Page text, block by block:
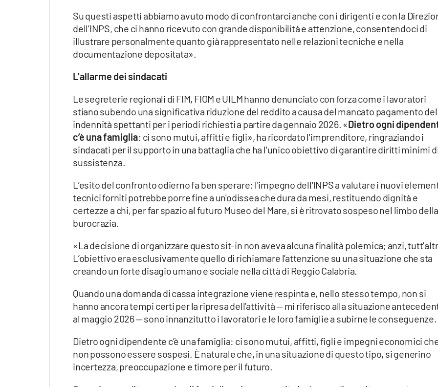
Su questi aspetti abbiamo avuto modo di confrontarci anche con i dirigenti e con la
dell’INPS, che ci hanno ricevuto con grande disponibilità e attenzione, consentendoci di
illustrare personalmente quanto già rappresentato nelle relazioni tecniche e nella
documentazione depositata».
L’allarme dei sindacati
Le segreterie regionali di FIM, FIOM e UILM hanno denunciato con forza come i lavoratori
stiano subendo una significativa riduzione del reddito a causa del mancato pagamento
indennità spettanti per i periodi richiesti a partire da gennaio 2026. «Dietro ogni
c’è una famiglia: ci sono mutui, affitti e figli», ha ricordato l'imprenditore, ringraziando i
sindacati per il supporto in una battaglia che ha l'unico obiettivo di garantire diritti minimi
sussistenza.
L’esito del confronto odierno fa ben sperare: l'impegno dell'INPS a valutare i nuovi
tecnici forniti potrebbe porre fine a un'odissea che dura da mesi, restituendo dignità e
certezze a chi, per far spazio al futuro Museo del Mare, si è ritrovato sospeso nel limbo della
burocrazia.
«La decisione di organizzare questo sit-in non aveva alcuna finalità polemica; anzi,
L’obiettivo era esclusivamente quello di richiamare l’attenzione su una situazione che sta
creando un forte disagio umano e sociale nella città di Reggio Calabria.
Quando una domanda di cassa integrazione viene respinta e, nello stesso tempo, non si
hanno ancora tempi certi per la ripresa dell’attività — mi riferisco alla situazione
al maggio 2026 — sono innanzitutto i lavoratori e le loro famiglie a subirne le conseguenze.
Dietro ogni dipendente c’è una famiglia: ci sono mutui, affitti, figli e impegni economici
non possono essere sospesi. È naturale che, in una situazione di questo tipo, si generino
incertezza, preoccupazione e timore per il futuro.